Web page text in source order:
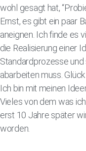
wohl gesagt hat,
Ernst, es gibt ein paar
aneignen. Ich finde es
die Realisierung einer
Standardprozesse
abarbeiten muss.
Ich bin mit meinen
Vieles von dem was
erst 10 Jahre später
worden.